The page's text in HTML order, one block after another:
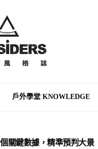
戶外學堂 KNOWLEDGE
關鍵數據，精準預判大景